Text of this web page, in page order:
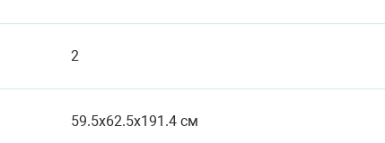
2
59.5x62.5x191.4 см